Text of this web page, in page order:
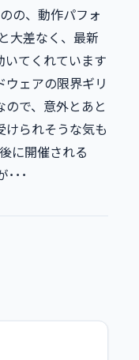
の、動作パフォ
大差なく、最新
てくれています
ウェアの限界ギリ
で、意外とあと
けられそうな気も
に開催される
･･･